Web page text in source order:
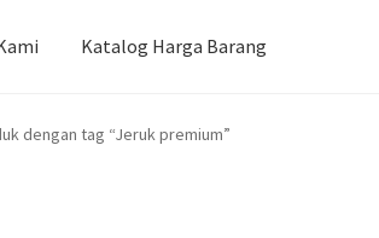
Katalog Harga Barang
Premium dari Jember Farid Tech Tips
dengan tag “Jeruk premium”